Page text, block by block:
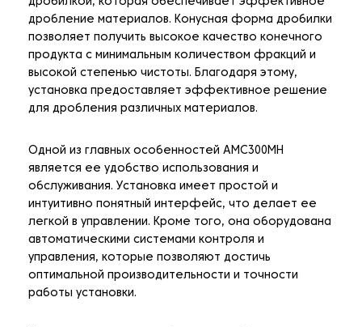
дробилкой, которая обеспечивает эффективное
дробление материалов. Конусная форма дробилки
позволяет получить высокое качество конечного
продукта с минимальным количеством фракций и
высокой степенью чистоты. Благодаря этому,
установка предоставляет эффективное решение
для дробления различных материалов.
Одной из главных особенностей AMC300MH
является ее удобство использования и
обслуживания. Установка имеет простой и
интуитивно понятный интерфейс, что делает ее
легкой в управлении. Кроме того, она оборудована
автоматическими системами контроля и
управления, которые позволяют достичь
оптимальной производительности и точности
работы установки.